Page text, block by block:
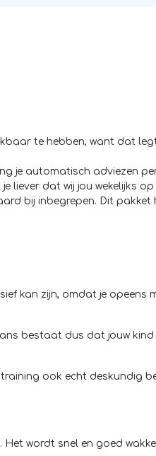
te hebben, want dat
je automatisch adviezen
liever dat wij jou wekelijks
bij inbegrepen. Dit pakket
kan zijn, omdat je opeens
bestaat dus dat jouw kind
ook echt deskundig
wordt snel en goed